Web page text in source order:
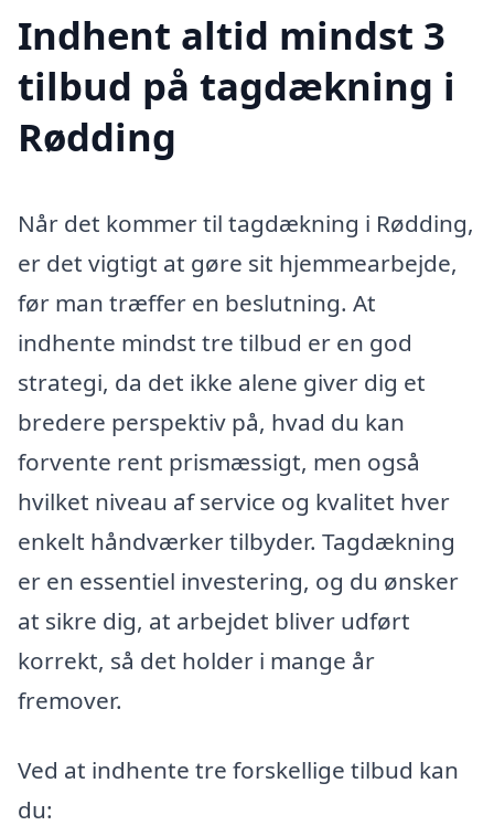
Indhent altid mindst 3
tilbud på tagdækning i
Rødding
Når det kommer til tagdækning i Rødding,
er det vigtigt at gøre sit hjemmearbejde,
før man træffer en beslutning. At
indhente mindst tre tilbud er en god
strategi, da det ikke alene giver dig et
bredere perspektiv på, hvad du kan
forvente rent prismæssigt, men også
hvilket niveau af service og kvalitet hver
enkelt håndværker tilbyder. Tagdækning
er en essentiel investering, og du ønsker
at sikre dig, at arbejdet bliver udført
korrekt, så det holder i mange år
fremover.
Ved at indhente tre forskellige tilbud kan
du: